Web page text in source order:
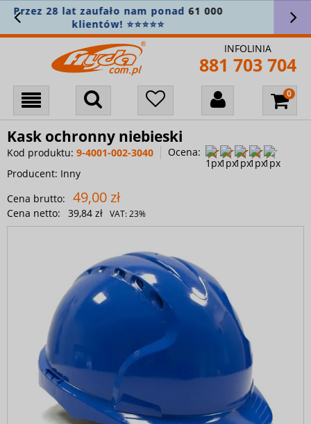
Stałe min.5% zniżki na wszystko
konto i zapisz się do newslettera 🎁
INFOLINIA
881 703 704
Kask ochronny niebieski
Kod produktu: 9-4001-002-3040
Ocena:
Producent: Inny
Cena brutto:
49,00 zł
Cena netto: 39,84 zł VAT:23%